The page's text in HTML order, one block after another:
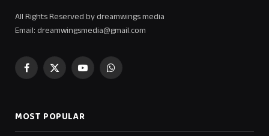
All Rights Reserved by dreamwings media
Email: dreamwingsmedia@gmail.com
Facebook
X
YouTubeWhatsApp
MOST POPULAR